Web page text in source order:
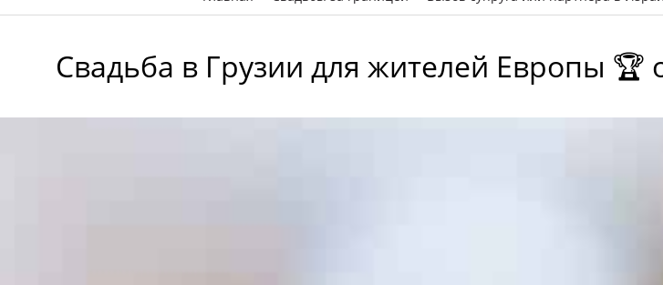
Свадьба в Грузии для жителей Европы 🏆